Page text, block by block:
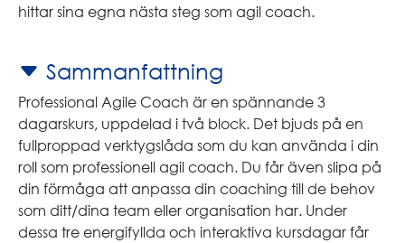
hittar sina egna nästa steg som agil coach.
Sammanfattning
Professional Agile Coach är en spännande 3
dagarskurs, uppdelad i två block. Det bjuds på en
fullproppad verktygslåda som du kan använda i din
roll som professionell agil coach. Du får även slipa på
din förmåga att anpassa din coaching till de behov
som ditt/dina team eller organisation har. Under
dessa tre energifyllda och interaktiva kursdagar får